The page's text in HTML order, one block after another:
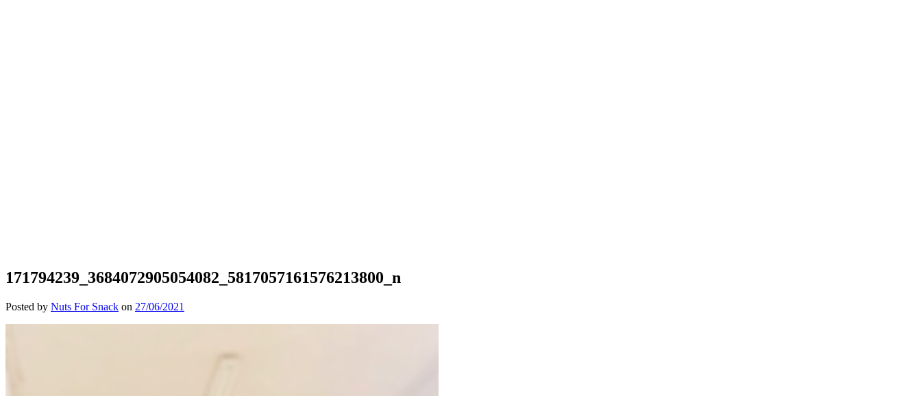
171794239_3684072905054082_5817057161576213800_n
Posted by Nuts For Snack on 27/06/2021